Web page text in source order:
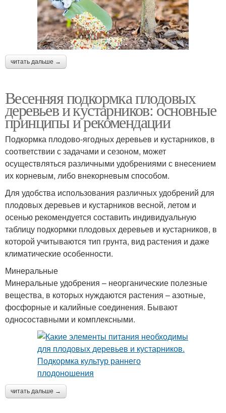
читать дальше →
Весенняя подкормка плодовых
деревьев и кустарников: основные
принципы и рекомендации
Подкормка плодово-ягодных деревьев и кустарников, в
соответствии с задачами и сезоном, может
осуществляться различными удобрениями с внесением
их корневым, либо внекорневым способом.
Для удобства использования различных удобрений для
плодовых деревьев и кустарников весной, летом и
осенью рекомендуется составить индивидуальную
таблицу подкормки плодовых деревьев и кустарников, в
которой учитываются тип грунта, вид растения и даже
климатические особенности.
Минеральные
Минеральные удобрения – неорганические полезные
вещества, в которых нуждаются растения – азотные,
фосфорные и калийные соединения. Бывают
односоставными и комплексными.
читать дальше →